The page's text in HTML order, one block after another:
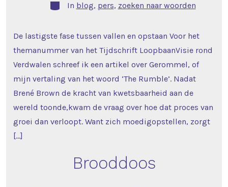
Categories
In blog, pers, zoeken naar woorden
De lastigste fase tussen vallen en opstaan Voor het
themanummer van het Tijdschrift LoopbaanVisie rond
Verdwalen schreef ik een artikel over Gerommel, of
mijn vertaling van het woord ‘The Rumble’. Nadat
Brené Brown de kracht van kwetsbaarheid aan de
wereld toonde,kwam de vraag over hoe dat proces van
groei dan verloopt. Want zich moedigopstellen, zorgt
[…]
Brooddoos